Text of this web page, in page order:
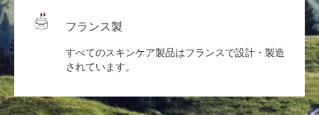
フランス製
すべてのスキンケア製品はフランスで設計・製造
されています。